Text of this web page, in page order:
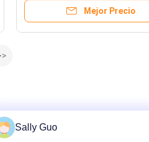
Mejor Precio
Sally Guo